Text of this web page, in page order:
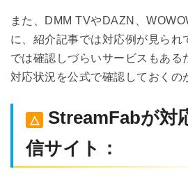
また、DMM TVやDAZN、
に、紹介記事では対応例が見られ
では確認しづらいサービスもある
対応状況を公式で確認しておくの
△
StreamFabが対
信サイト：